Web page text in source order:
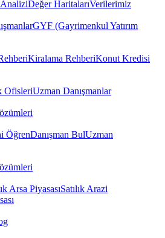
Değer HaritalarıVerilerimiz
GYF (Gayrimenkul Yatırım
Kiralama RehberiKonut Kredisi
OfisleriUzman Danışmanlar
ÖğrenDanışman BulUzman
Arsa PiyasasıSatılık Arazi